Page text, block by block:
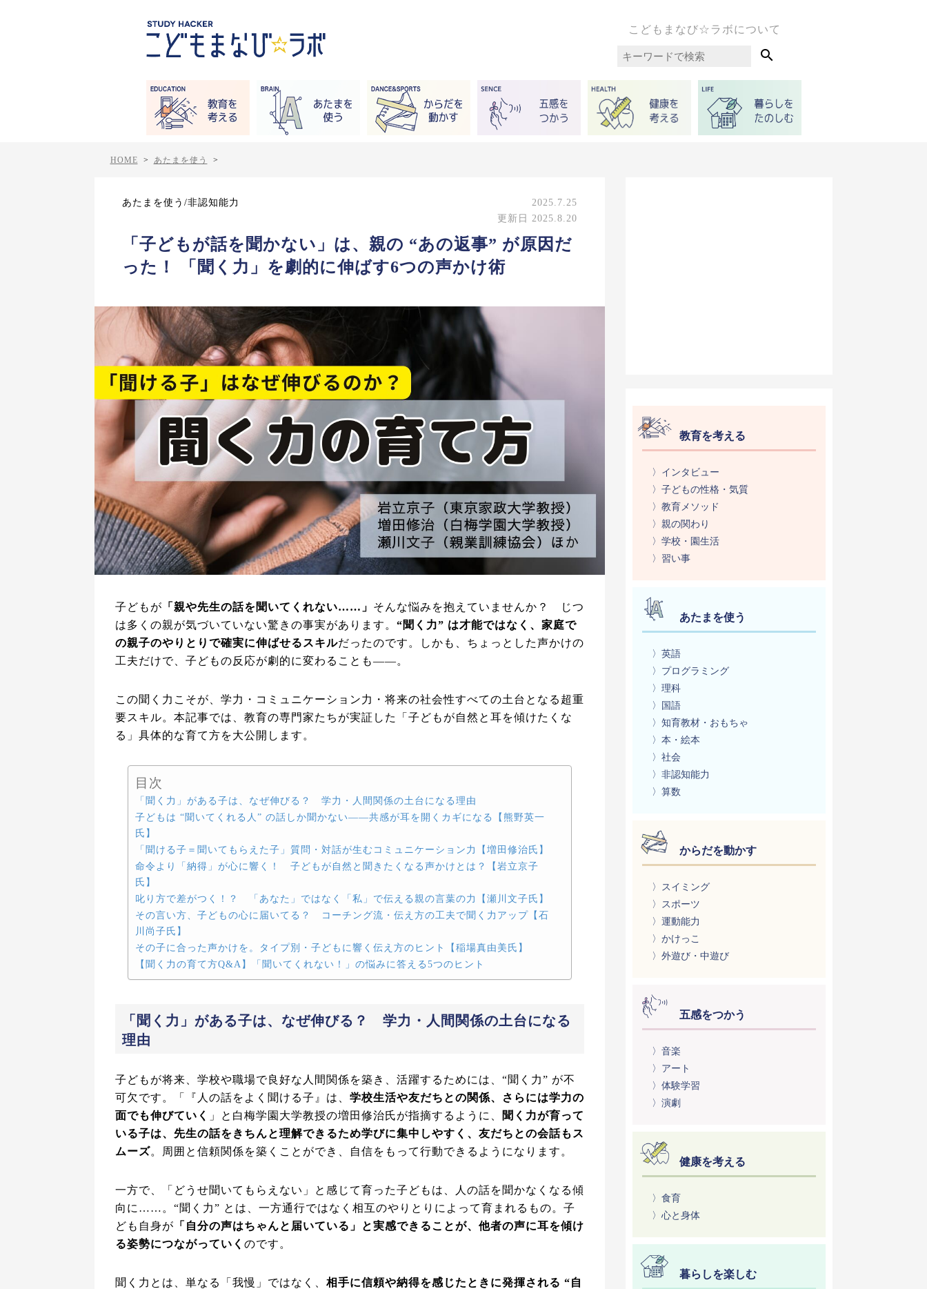
こどもまなび☆ラボについて

HOME > あたまを使う >
あたまを使う/非認知能力
2025.7.25
更新日 2025.8.20
「子どもが話を聞かない」は、親の “あの返事” が原因だ
った！ 「聞く力」を劇的に伸ばす6つの声かけ術
子どもが 「親や先生の話を聞いてくれない……」 そんな悩みを抱えていませんか？ じつ
は多くの親が気づいていない驚きの事実があります。 “聞く力” は才能ではなく、家庭で
の親子のやりとりで確実に伸ばせるスキルだったのです。しかも、ちょっとした声かけの
工夫だけで、子どもの反応が劇的に変わることも――。
この聞く力こそが、学力・コミュニケーション力・将来の社会性すべての土台となる超重
要スキル。本記事では、教育の専門家たちが実証した「子どもが自然と耳を傾けたくな
る」具体的な育て方を大公開します。
目次
「聞く力」がある子は、なぜ伸びる？ 学力・人間関係の土台になる理由
子どもは “聞いてくれる人” の話しか聞かない――共感が耳を開くカギになる【熊野英一
氏】
「聞ける子＝聞いてもらえた子」質問・対話が生むコミュニケーション力【増田修治氏】
命令より「納得」が心に響く！ 子どもが自然と聞きたくなる声かけとは？【岩立京子
氏】
叱り方で差がつく！？ 「あなた」ではなく「私」で伝える親の言葉の力【瀬川文子氏】
その言い方、子どもの心に届いてる？ コーチング流・伝え方の工夫で聞く力アップ【石
川尚子氏】
その子に合った声かけを。タイプ別・子どもに響く伝え方のヒント【稲場真由美氏】
【聞く力の育て方Q&A】「聞いてくれない！」の悩みに答える5つのヒント
「聞く力」がある子は、なぜ伸びる？ 学力・人間関係の土台になる
理由
子どもが将来、学校や職場で良好な人間関係を築き、活躍するためには、“聞く力” が不
可欠です。「『人の話をよく聞ける子』は、 学校生活や友だちとの関係、さらには学力の
面でも伸びていく
」と白梅学園大学教授の増田修治氏が指摘するように、
聞く力が育って
いる子は、先生の話をきちんと理解できるため学びに集中しやすく、友だちとの会話もス
ムーズ。周囲と信頼関係を築くことができ、自信をもって行動できるようになります。
一方で、「どうせ聞いてもらえない」と感じて育った子どもは、人の話を聞かなくなる傾
向に……。“聞く力” とは、一方通行ではなく相互のやりとりによって育まれるもの。子
ども自身が 「自分の声はちゃんと届いている」と実感できることが、他者の声に耳を傾け
る姿勢につながっていく のです。
聞く力とは、単なる「我慢」ではなく、 相手に信頼や納得を感じたときに発揮される “自
教育を考える
〉インタビュー
〉子どもの性格・気質
〉教育メソッド
〉親の関わり
〉学校・園生活
〉習い事
あたまを使う
〉英語
〉プログラミング
〉理科
〉国語
〉知育教材・おもちゃ
〉本・絵本
〉社会
〉非認知能力
〉算数
からだを動かす
〉スイミング
〉スポーツ
〉運動能力
〉かけっこ
〉外遊び・中遊び
五感をつかう
〉音楽
〉アート
〉体験学習
〉演劇
健康を考える
〉食育
〉心と身体
暮らしを楽しむ